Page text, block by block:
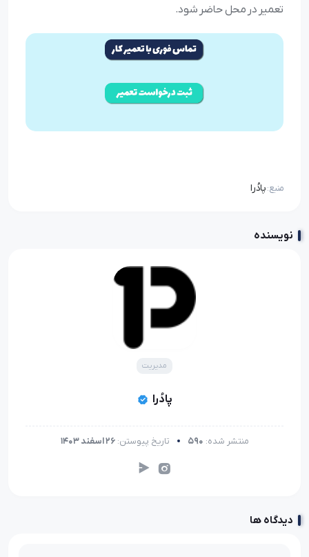
تعمیر در محل حاضر شود.
منبع:پادُرا
نویسنده
مدیریت
پادُرا
منتشر شده: 590 تاریخ پیوستن: 26 اسفند 1403
دیدگاه ها